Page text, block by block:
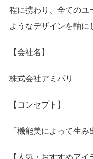
程に携わり、全てのユ
ようなデザインを軸に
【会社名】
株式会社アミパリ
【コンセプト】
「機能美によって生み